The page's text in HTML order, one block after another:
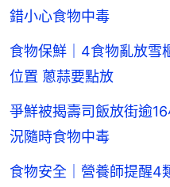
錯小心食物中毒
食物保鮮｜4食物亂放雪
位置 蔥蒜要點放
爭鮮被揭壽司飯放街逾
況隨時食物中毒
食物安全｜營養師提醒